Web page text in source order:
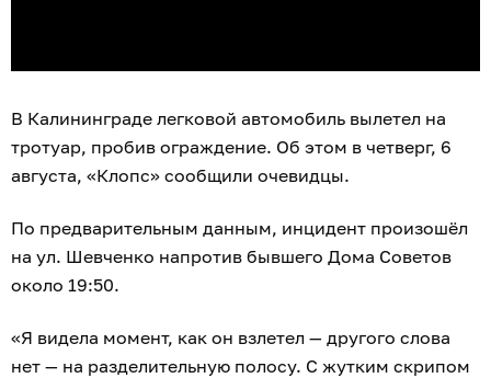
В Калининграде легковой автомобиль вылетел на
тротуар, пробив ограждение. Об этом в четверг, 6
августа, «Клопс» сообщили очевидцы.
По предварительным данным, инцидент произошёл
на ул. Шевченко напротив бывшего Дома Советов
около 19:50.
«Я видела момент, как он взлетел — другого слова
нет — на разделительную полосу. С жутким скрипом